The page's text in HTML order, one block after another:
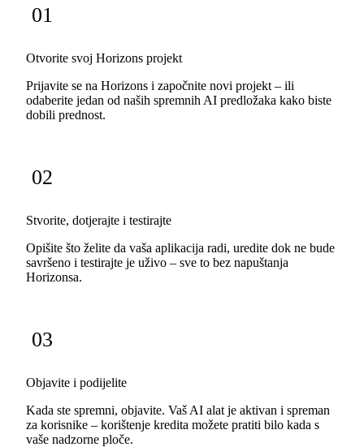
01
Otvorite svoj Horizons projekt
Prijavite se na Horizons i započnite novi projekt – ili
odaberite jedan od naših spremnih AI predložaka kako biste
dobili prednost.
02
Stvorite, dotjerajte i testirajte
Opišite što želite da vaša aplikacija radi, uredite dok ne bude
savršeno i testirajte je uživo – sve to bez napuštanja
Horizonsa.
03
Objavite i podijelite
Kada ste spremni, objavite. Vaš AI alat je aktivan i spreman
za korisnike – korištenje kredita možete pratiti bilo kada s
vaše nadzorne ploče.